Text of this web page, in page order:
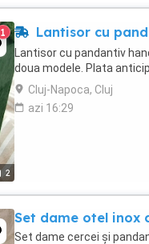
2
1 Lantisor cu
Lantisor cu pandantiv
doua modele. Plata
Cluj-Napoca, Cluj
azi 16:29
Set dame otel inox
Set dame cercei și